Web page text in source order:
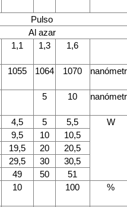
Pulso
Al azar
1,1 1,3 1,6
1055 1064 1070
5 10
4,5 5 5,5
W
9,5 10
10,5
19,5 20
20,5
29,5 30
30,5
49 50
51
10 100 %